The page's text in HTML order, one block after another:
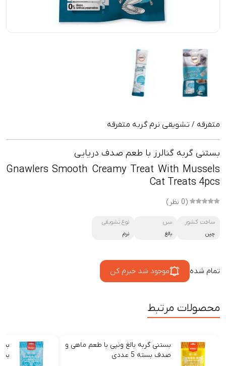
متفرقه / تشويقى نرم گربه متفرقه
بستنی گربه گنالرز با طعم صدف دریایی
Gnawlers Smooth Creamy Treat With Mussels
Cat Treats 4pcs
(0 نظر)
ساخت کشور
چین
سن
بالغ
نوع تشویقی
نرم
تمام شده موجود شد خبرم کن
محصولات مرتبط
بستنی گربه بالغ ونپی با طعم ماهی و
صدف بسته 5 عددی
بسته